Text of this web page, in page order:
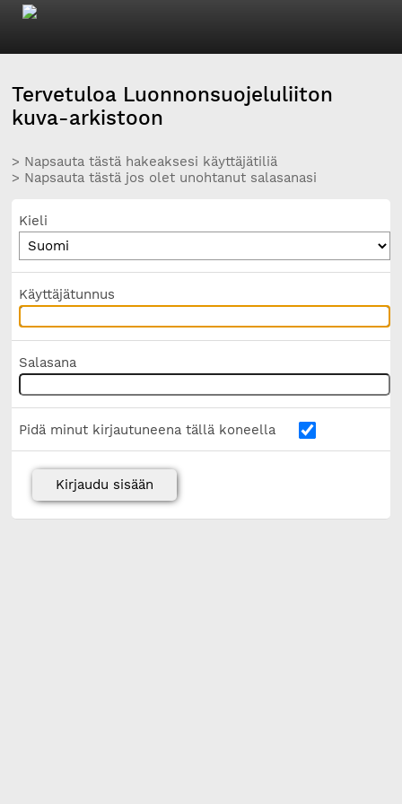
Tervetuloa Luonnonsuojeluliiton
kuva-arkistoon
> Napsauta tästä hakeaksesi käyttäjätiliä
> Napsauta tästä jos olet unohtanut salasanasi
Kieli
Käyttäjätunnus
Salasana
Pidä minut kirjautuneena tällä koneella